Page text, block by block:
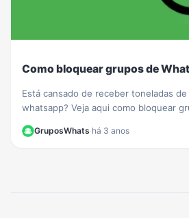
Como bloquear grupos de
Está cansado de receber toneladas
whatsapp? Veja aqui como bloquear
GruposWhats·há 3 anos